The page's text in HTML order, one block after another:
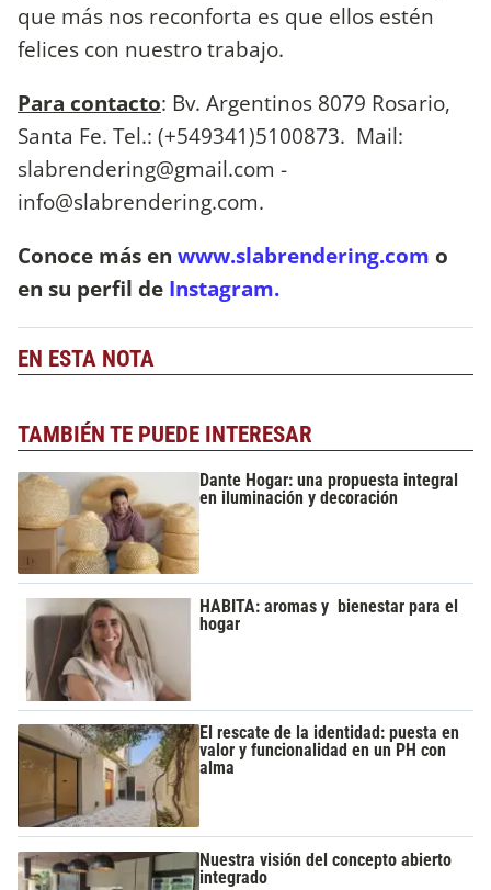
que más nos reconforta es que ellos estén
felices con nuestro trabajo.
Para contacto: Bv. Argentinos 8079 Rosario,
Santa Fe. Tel.: (+549341)5100873. Mail:
slabrendering@gmail.com -
info@slabrendering.com.
Conoce más en www.slabrendering.com o
en su perfil de Instagram.
EN ESTA NOTA
TAMBIÉN TE PUEDE INTERESAR
Dante Hogar: una propuesta integral
en iluminación y decoración
HABITA: aromas y bienestar para el
hogar
El rescate de la identidad: puesta en
valor y funcionalidad en un PH con
alma
Nuestra visión del concepto abierto
integrado